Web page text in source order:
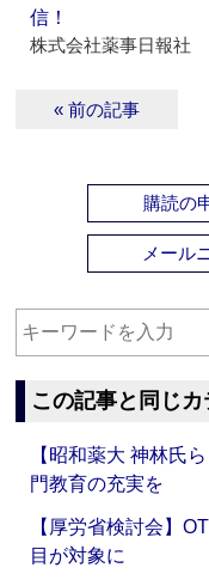
信！
株式会社薬事日報社
« 前の記事
購読の
メール
この記事と同じ
【昭和薬大 神林氏
門教育の充実を
【厚労省検討会】
目が対象に